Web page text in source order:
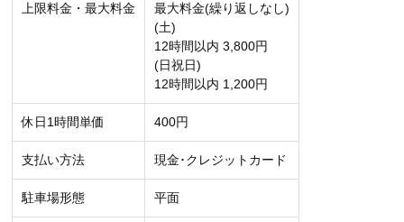
上限料金・最大料金
最大料金(繰り返しなし)
(土)
12時間以内 3,800円
(日祝日)
12時間以内 1,200円
休日1時間単価 400円
支払い方法 現金･クレジットカード
駐車場形態 平面